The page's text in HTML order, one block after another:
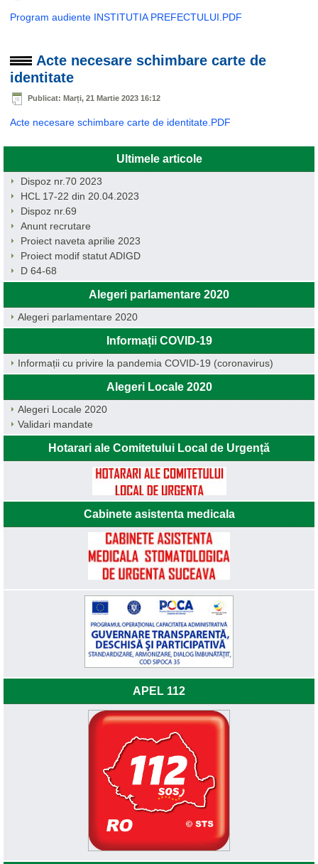
Program audiente INSTITUTIA PREFECTULUI.PDF
Acte necesare schimbare carte de
identitate
Publicat: Marți, 21 Martie 2023 16:12
Acte necesare schimbare carte de identitate.PDF
Ultimele articole
Dispoz nr.70 2023
HCL 17-22 din 20.04.2023
Dispoz nr.69
Anunt recrutare
Proiect naveta aprilie 2023
Proiect modif statut ADIGD
D 64-68
Alegeri parlamentare 2020
Alegeri parlamentare 2020
Informații COVID-19
Informații cu privire la pandemia COVID-19 (coronavirus)
Alegeri Locale 2020
Alegeri Locale 2020
Validari mandate
Hotarari ale Comitetului Local de Urgență
Cabinete asistenta medicala
APEL 112